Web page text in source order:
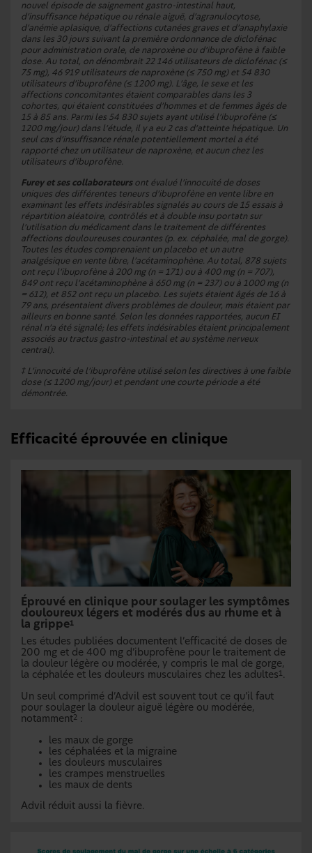
nouvel épisode de saignement gastro-intestinal haut,
d’insuffisance hépatique ou rénale aiguë, d’agranulocytose,
d’anémie aplasique, d’affections cutanées graves et d’anaphylaxie
dans les 30 jours suivant la première ordonnance de diclofénac
pour administration orale, de naproxène ou d’ibuprofène à faible
dose. Au total, on dénombrait 22 146 utilisateurs de diclofénac (≤
75 mg), 46 919 utilisateurs de naproxène (≤ 750 mg) et 54 830
utilisateurs d’ibuprofène (≤ 1200 mg). L’âge, le sexe et les
affections concomitantes étaient comparables dans les 3
cohortes, qui étaient constituées d’hommes et de femmes âgés de
15 à 85 ans. Parmi les 54 830 sujets ayant utilisé l’ibuprofène (≤
1200 mg/jour) dans l’étude, il y a eu 2 cas d’atteinte hépatique. Un
seul cas d’insuffisance rénale potentiellement mortel a été
rapporté chez un utilisateur de naproxène, et aucun chez les
utilisateurs d’ibuprofène.
Furey et ses collaborateursont évalué l’innocuité de doses
uniques des différentes teneurs d’ibuprofène en vente libre en
examinant les effets indésirables signalés au cours de 15 essais à
répartition aléatoire, contrôlés et à double insu portatn sur
l’utilisation du médicament dans le traitement de différentes
affections douloureuses courantes (p. ex. céphalée, mal de gorge).
Toutes les études comprenaient un placebo et un autre
analgésique en vente libre, l’acétaminophène. Au total, 878 sujets
ont reçu l’ibuprofène à 200 mg (n = 171) ou à 400 mg (n = 707),
849 ont reçu l’acétaminophène à 650 mg (n = 237) ou à 1000 mg (n
= 612), et 852 ont reçu un placebo. Les sujets étaient âgés de 16 à
79 ans, présentaient divers problèmes de douleur, mais étaient par
ailleurs en bonne santé. Selon les données rapportées, aucun EI
rénal n’a été signalé; les effets indésirables étaient principalement
associés au tractus gastro-intestinal et au système nerveux
central).
‡ L’innocuité de l’ibuprofène utilisé selon les directives à une faible
dose (≤ 1200 mg/jour) et pendant une courte période a été
démontrée.
Efficacité éprouvée en clinique
Éprouvé en clinique pour soulager les symptômes
douloureux légers et modérés dus au rhume et à
la grippe1
Les études publiées documentent l’efficacité de doses de
200 mg et de 400 mg d’ibuprofène pour le traitement de
la douleur légère ou modérée, y compris le mal de gorge,
la céphalée et les douleurs musculaires chez les adultes 1 .
Un seul comprimé d’Advil est souvent tout ce qu’il faut
pour soulager la douleur aiguë légère ou modérée,
notamment2 :
les maux de gorge
les céphalées et la migraine
les douleurs musculaires
les crampes menstruelles
les maux de dents
Advil réduit aussi la fièvre.